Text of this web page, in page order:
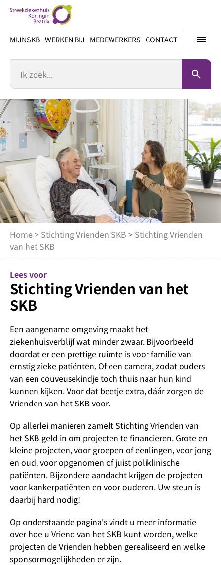
inhoud
menu
MIJNSKB WERKEN BIJ MEDEWERKERS CONTACT
search
Home > Stichting Vrienden SKB > Stichting Vrienden
van het SKB
Lees voor
Stichting Vrienden van het
SKB
Een aangename omgeving maakt het
ziekenhuisverblijf wat minder zwaar. Bijvoorbeeld
doordat er een prettige ruimte is voor familie van
ernstig zieke patiënten. Of een camera, zodat ouders
van een couveusekindje toch thuis naar hun kind
kunnen kijken. Voor dat beetje extra, dáár zorgen de
Vrienden van het SKB voor.
Op allerlei manieren zamelt Stichting Vrienden van
het SKB geld in om projecten te financieren. Grote en
kleine projecten, voor groepen of eenlingen, voor jong
en oud, voor opgenomen of juist poliklinische
patiënten. Bijzondere aandacht krijgen de projecten
voor kankerpatiënten en voor ouderen. Uw steun is
daarbij hard nodig!
Op onderstaande pagina's vindt u meer informatie
over hoe u Vriend van het SKB kunt worden, welke
projecten de Vrienden hebben gerealiseerd en welke
sponsormogelijkheden er zijn.